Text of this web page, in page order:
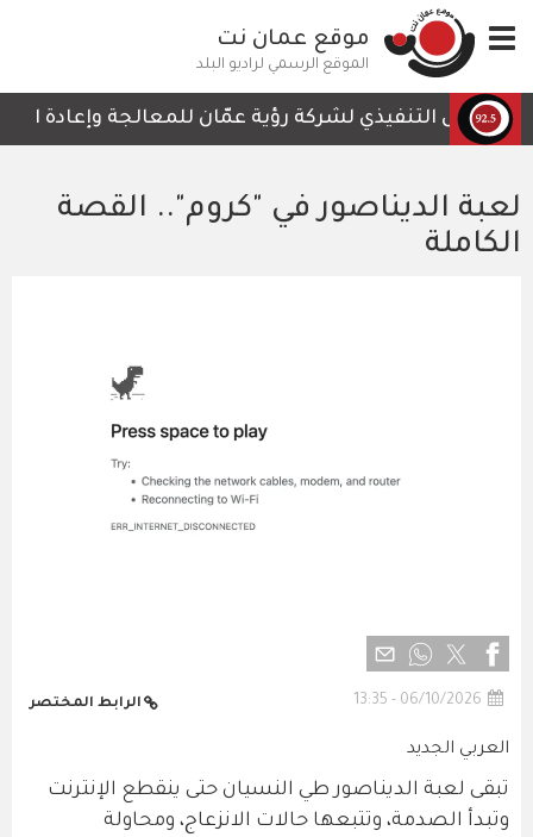
إلى
المحتوى
الرئيسي
Toggle
navigation
موقع عمان نت
الموقع الرسمي لراديو البلد
الرئيس التنفيذي لشركة رؤية عمّان للمعالجة وإعادة
لعبة الديناصور في "كروم".. القصة
الكاملة
06/10/2026 - 13:35 الرابط المختصر
العربي الجديد
تبقى لعبة الديناصور طي النسيان حتى ينقطع الإنترنت
وتبدأ الصدمة، وتتبعها حالات الانزعاج، ومحاولة